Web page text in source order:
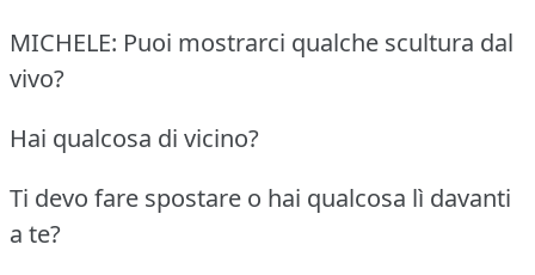
MICHELE: Puoi mostrarci qualche scultura dal
vivo?
Hai qualcosa di vicino?
Ti devo fare spostare o hai qualcosa lì davanti
a te?